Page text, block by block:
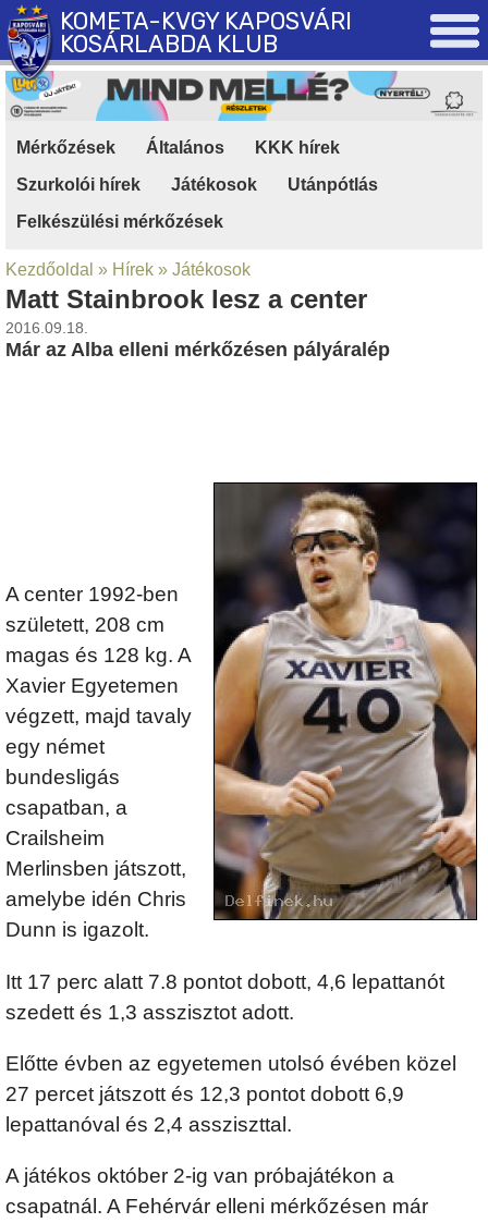
KOMETA-KVGY KAPOSVÁRI
KOSÁRLABDA KLUB
Mérkőzések Általános KKK hírek
Szurkolói hírek
Játékosok Utánpótlás
Felkészülési mérkőzések
Kezdőoldal » Hírek » Játékosok
Matt Stainbrook lesz a center
2016.09.18.
Már az Alba elleni mérkőzésen pályáralép
A center 1992-ben
született, 208 cm
magas és 128 kg. A
Xavier Egyetemen
végzett, majd tavaly
egy német
bundesligás
csapatban, a
Crailsheim
Merlinsben játszott,
amelybe idén Chris
Dunn is igazolt.
Itt 17 perc alatt 7.8 pontot dobott, 4,6 lepattanót
szedett és 1,3 asszisztot adott.
Előtte évben az egyetemen utolsó évében közel
27 percet játszott és 12,3 pontot dobott 6,9
lepattanóval és 2,4 assziszttal.
A játékos október 2-ig van próbajátékon a
csapatnál. A Fehérvár elleni mérkőzésen már